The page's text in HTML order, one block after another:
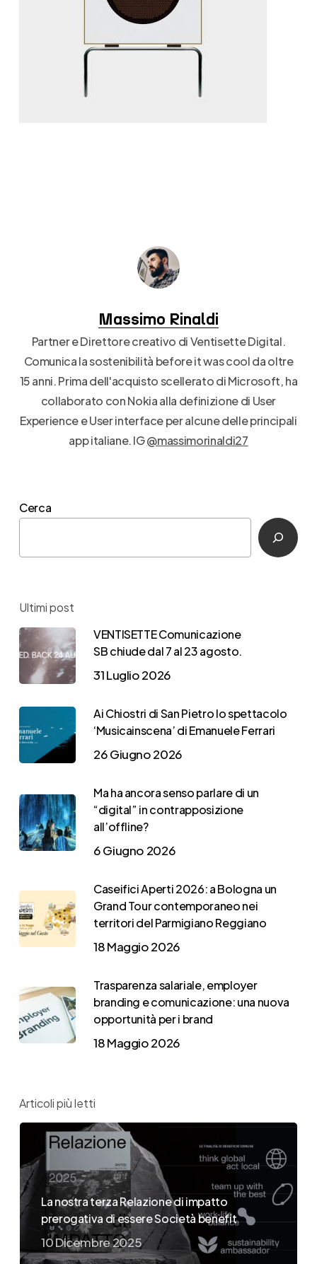
Massimo Rinaldi
Partner e Direttore creativo di Ventisette Digital.
Comunica la sostenibilità before it was cool da oltre
15 anni. Prima dell'acquisto scellerato di Microsoft, ha
collaborato con Nokia alla definizione di User
Experience e User interface per alcune delle principali
app italiane. IG@massimorinaldi27
Cerca
Ultimi post
VENTISETTE Comunicazione
SB chiude dal 7 al 23 agosto.
31 Luglio 2026
Ai Chiostri di San Pietro lo spettacolo
‘Musicainscena’ di Emanuele Ferrari
26 Giugno 2026
Ma ha ancora senso parlare di un
“digital” in contrapposizione
all’offline?
6 Giugno 2026
Caseifici Aperti 2026: a Bologna un
Grand Tour contemporaneo nei
territori del Parmigiano Reggiano
18 Maggio 2026
Trasparenza salariale, employer
branding e comunicazione: una nuova
opportunità per i brand
18 Maggio 2026
Articoli più letti
La nostra terza Relazione di impatto
prerogativa di essere Società benefit
10 Dicembre 2025